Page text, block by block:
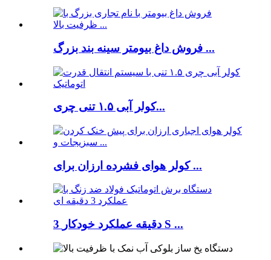
فروش داغ بیومتر سینه بند بزرگ ...
کولر آبی ۱.۵ تنی چری...
کولر هوای فشرده ارزان برای ...
3 دقیقه عملکرد خودکار S ...